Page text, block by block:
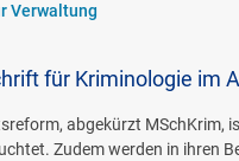
Verwaltung
für Kriminologie im
abgekürzt MSchKrim,
Zudem werden in ihren